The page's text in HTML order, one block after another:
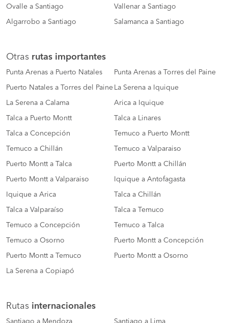
Ovalle a Santiago Vallenar a Santiago
Algarrobo a Santiago Salamanca a Santiago
Otras rutas importantes
Punta Arenas a Puerto Natales Punta Arenas a Torres del Paine
Puerto Natales a Torres del Paine La Serena a Iquique
La Serena a Calama Arica a Iquique
Talca a Puerto Montt Talca a Linares
Talca a Concepción Temuco a Puerto Montt
Temuco a Chillán Temuco a Valparaiso
Puerto Montt a Talca Puerto Montt a Chillán
Puerto Montt a Valparaiso Iquique a Antofagasta
Iquique a Arica Talca a Chillán
Talca a Valparaíso Talca a Temuco
Temuco a Concepción Temuco a Talca
Temuco a Osorno Puerto Montt a Concepción
Puerto Montt a Temuco Puerto Montt a Osorno
La Serena a Copiapó
Rutas internacionales
Santiago a Mendoza Santiago a Lima